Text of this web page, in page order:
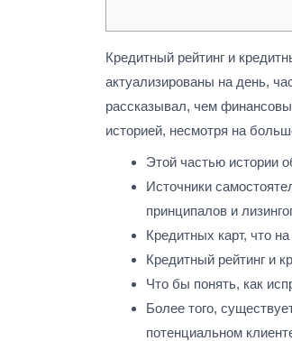
Кредитный рейтинг и
актуализированы на день,
рассказывал, чем
историей, несмотря на
Этой частью истории
Источники
принципалов и
Кредитных карт, что
Кредитный рейтинг и
Что бы понять, как
Более того,
потенциальном